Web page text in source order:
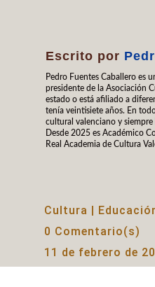
Escrito por
Pedro Fuentes Caballero es
presidente de la Asociación
estado o está afiliado a
tenía veintisiete años. En
cultural valenciano y
Desde 2025 es Académico
Real Academia de Cultura
Cultura |
0 Comentario(s)
11 de febrero de